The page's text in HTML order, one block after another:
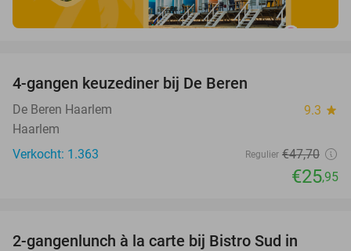
4-gangen keuzediner bij De Beren
De Beren Haarlem 9.3 star
Haarlem
Verkocht: 1.363
Regulier €47,70
€25,95
2-gangenlunch à la carte bij Bistro Sud in